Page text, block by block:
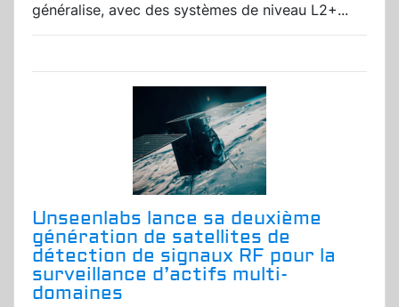
généralise, avec des systèmes de niveau L2+...
Unseenlabs lance sa deuxième
génération de satellites de
détection de signaux RF pour la
surveillance d’actifs multi-
domaines